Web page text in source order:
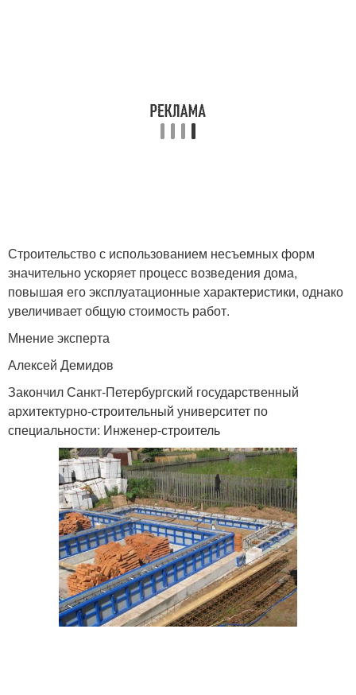
Строительство с использованием несъемных форм
значительно ускоряет процесс возведения дома,
повышая его эксплуатационные характеристики, однако
увеличивает общую стоимость работ.
Мнение эксперта
Алексей Демидов
Закончил Санкт-Петербургский государственный
архитектурно-строительный университет по
специальности: Инженер-строитель